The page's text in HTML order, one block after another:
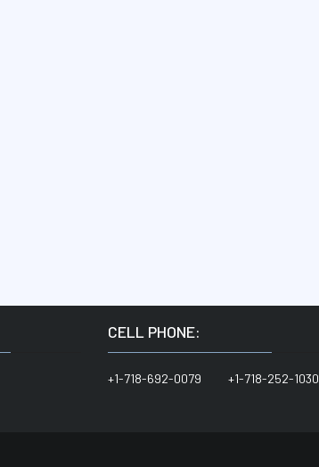
CELL PHONE:
+1-718-692-0079 +1-718-252-1030